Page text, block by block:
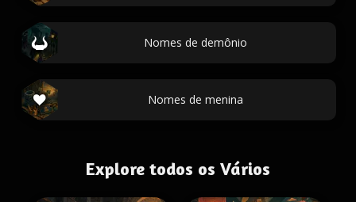
Nomes de demônio
Nomes de menina
Explore todos os Vários